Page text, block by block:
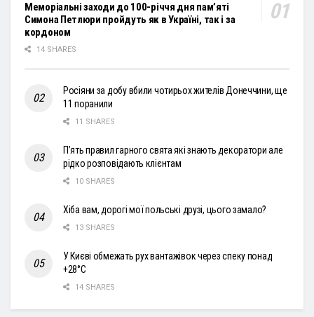
Меморіальні заходи до 100-річчя дня пам’яті
Симона Петлюри пройдуть як в Україні, так і за
кордоном
14 SHARES
Росіяни за добу вбили чотирьох жителів Донеччини, ще
11 поранили
11 SHARES
П’ять правил гарного свята які знають декоратори але
рідко розповідають клієнтам
10 SHARES
Хіба вам, дорогі мої польські друзі, цього замало?
13 SHARES
У Києві обмежать рух вантажівок через спеку понад
+28°С
14 SHARES